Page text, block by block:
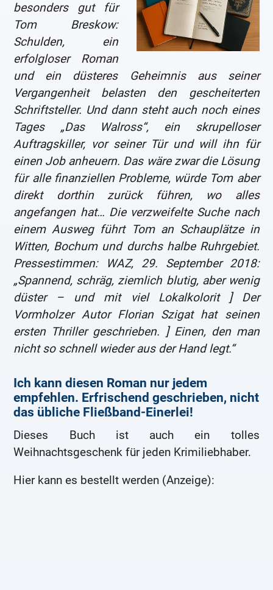
besonders gut für
Tom Breskow:
Schulden, ein
erfolgloser Roman
und ein düsteres Geheimnis aus seiner
Vergangenheit belasten den gescheiterten
Schriftsteller. Und dann steht auch noch eines
Tages „Das Walross“, ein skrupelloser
Auftragskiller, vor seiner Tür und will ihn für
einen Job anheuern. Das wäre zwar die Lösung
für alle finanziellen Probleme, würde Tom aber
direkt dorthin zurück führen, wo alles
angefangen hat… Die verzweifelte Suche nach
einem Ausweg führt Tom an Schauplätze in
Witten, Bochum und durchs halbe Ruhrgebiet.
Pressestimmen: WAZ, 29. September 2018:
„Spannend, schräg, ziemlich blutig, aber wenig
düster – und mit viel Lokalkolorit ] Der
Vormholzer Autor Florian Szigat hat seinen
ersten Thriller geschrieben. ] Einen, den man
nicht so schnell wieder aus der Hand legt.“
Ich kann diesen Roman nur jedem
empfehlen. Erfrischend geschrieben, nicht
das übliche Fließband-Einerlei!
Dieses Buch ist auch ein tolles
Weihnachtsgeschenk für jeden Krimiliebhaber.
Hier kann es bestellt werden (Anzeige):